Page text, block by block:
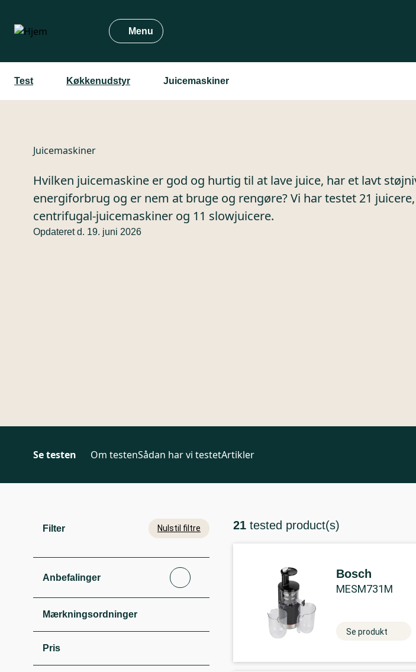
hovedindhold
Menu
Test Køkkenudstyr Juicemaskiner
Juicemaskiner
Hvilken juicemaskine er god og hurtig til at lave juice, har et lavt
energiforbrug og er nem at bruge og rengøre? Vi har testet 21
centrifugal-juicemaskiner og 11 slowjuicere.
Opdateret d. 19. juni 2026
Se testen Om testenSådan har vi testetArtikler
Filter Nulstil filtre
Anbefalinger
Mærkningsordninger
Pris
21 tested product(s)
Bosch
MESM731M
Se produkt